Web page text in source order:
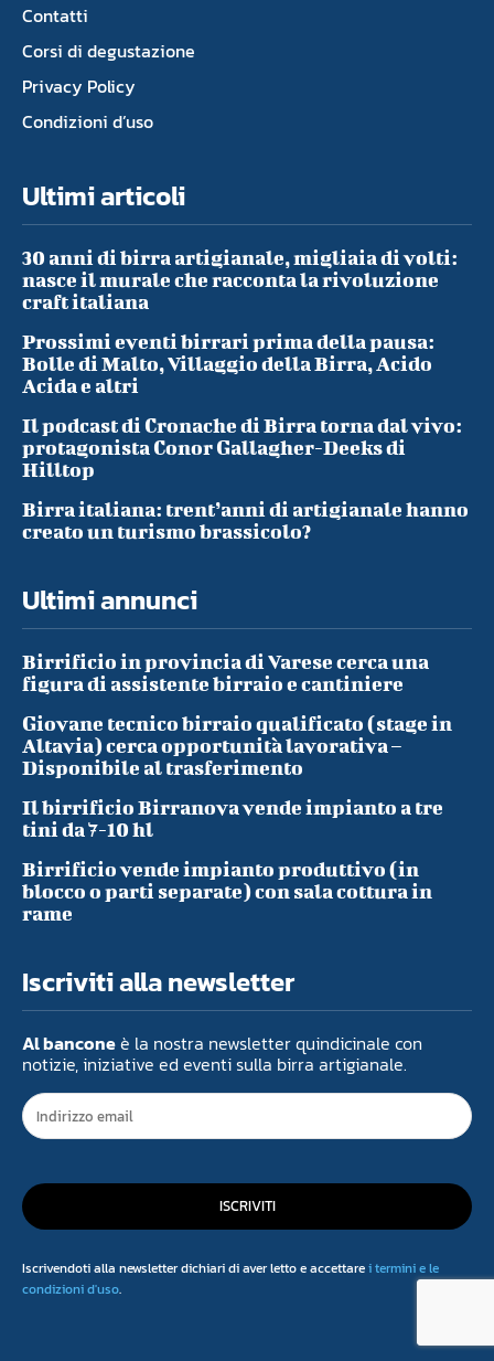
Contatti
Corsi di degustazione
Privacy Policy
Condizioni d’uso
Ultimi articoli
30 anni di birra artigianale, migliaia di volti:
nasce il murale che racconta la rivoluzione
craft italiana
Prossimi eventi birrari prima della pausa:
Bolle di Malto, Villaggio della Birra, Acido
Acida e altri
Il podcast di Cronache di Birra torna dal vivo:
protagonista Conor Gallagher-Deeks di
Hilltop
Birra italiana: trent’anni di artigianale hanno
creato un turismo brassicolo?
Ultimi annunci
Birrificio in provincia di Varese cerca una
figura di assistente birraio e cantiniere
Giovane tecnico birraio qualificato (stage in
Altavia) cerca opportunità lavorativa –
Disponibile al trasferimento
Il birrificio Birranova vende impianto a tre
tini da 7-10 hl
Birrificio vende impianto produttivo (in
blocco o parti separate) con sala cottura in
rame
Iscriviti alla newsletter
Al banconeè la nostra newsletter quindicinale con
notizie, iniziative ed eventi sulla birra artigianale.
ISCRIVITI
Iscrivendoti alla newsletter dichiari di aver letto e accettarei termini e le
condizioni d'uso.